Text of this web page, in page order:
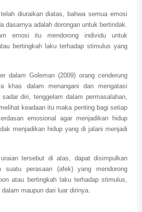
diuraikan diatas, bahwa semua emosi
dasarnya adalah dorongan untuk bertindak.
emosi itu mendorong individu untuk
bertingkah laku terhadap stimulus yang
dalam Goleman (2009) orang cenderung
khas dalam menangani dan mengatasi
diri, tenggelam dalam permasalahan,
keadaan itu maka penting bagi setiap
emosional agar menjadikan hidup
menjadikan hidup yang di jalani menjadi
uraian tersebut di atas, dapat disimpulkan
suatu perasaan (afek) yang mendorong
atau bertingkah laku terhadap stimulus,
maupun dari luar dirinya.